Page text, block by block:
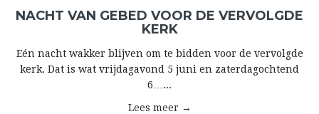
NACHT VAN GEBED VOOR DE VERVOLGDE
KERK
Eén nacht wakker blijven om te bidden voor de vervolgde
kerk. Dat is wat vrijdagavond 5 juni en zaterdagochtend
6…...
Lees meer →